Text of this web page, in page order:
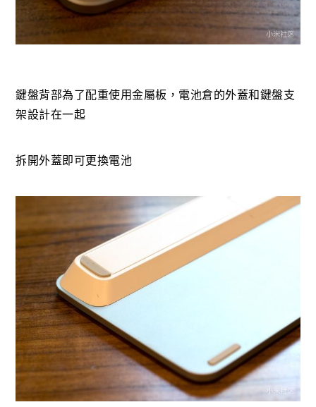
鍵盤背部為了配重使用金屬板，電池倉的外蓋和鍵盤支
架設計在一起
拆開外蓋即可更換電池